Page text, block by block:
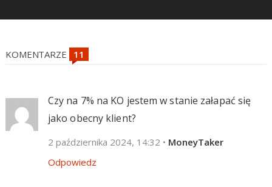
KOMENTARZE
Czy na 7% na KO jestem w stanie załapać się
jako obecny klient?
2 października 2024, 14:32 • MoneyTaker
Odpowiedz